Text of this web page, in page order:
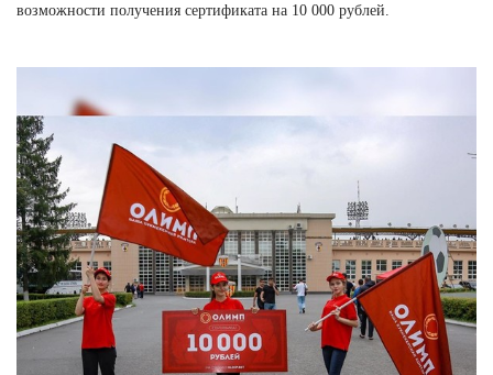
возможности получения сертификата на 10 000 рублей.